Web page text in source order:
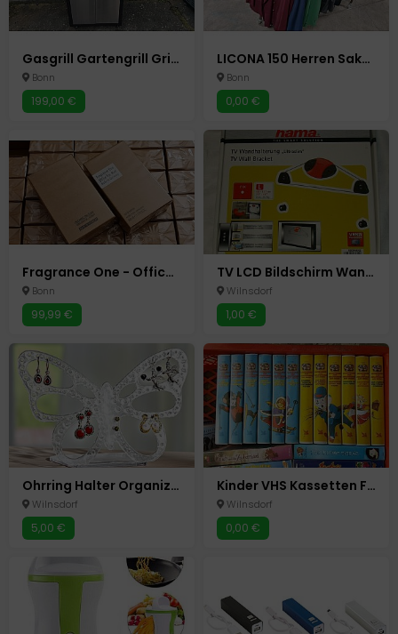
Gasgrill Gartengrill Grillwagen Grillstation Gasherd / 5 Brenner
Bonn
199,00 €
LICONA 150 Herren Sakkos Club Sakko Hochzeit Verlobung Anzug TOP
Bonn
0,00 €
Fragrance One - Office For Men - 100ml - EdP - First Batch 1. Edition - Jeremy
Bonn
99,99 €
TV LCD Bildschirm Wandhalterung Hama Ultraslim 23-46 Zoll o.58 -117 cm
Wilnsdorf
1,00 €
Ohrring Halter Organizer Ständer für bis zu 60 Ohrringe Neu Schmetterling Acryl
Wilnsdorf
5,00 €
Kinder VHS Kassetten Filme Videos Bibi Lauras Stern
Wilnsdorf
0,00 €